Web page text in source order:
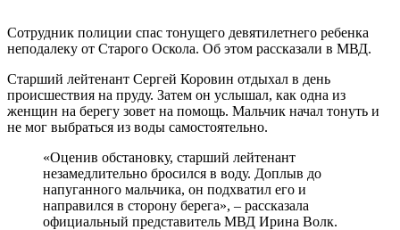
Сотрудник полиции спас тонущего девятилетнего ребенка
неподалеку от Старого Оскола. Об этом рассказали в МВД.
Старший лейтенант Сергей Коровин отдыхал в день
происшествия на пруду. Затем он услышал, как одна из
женщин на берегу зовет на помощь. Мальчик начал тонуть и
не мог выбраться из воды самостоятельно.
«Оценив обстановку, старший лейтенант
незамедлительно бросился в воду. Доплыв до
напуганного мальчика, он подхватил его и
направился в сторону берега», – рассказала
официальный представитель МВД Ирина Волк.